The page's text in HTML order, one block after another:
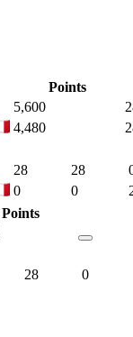
Points
5,600
4,480
28 28
0 0
Points
28 0